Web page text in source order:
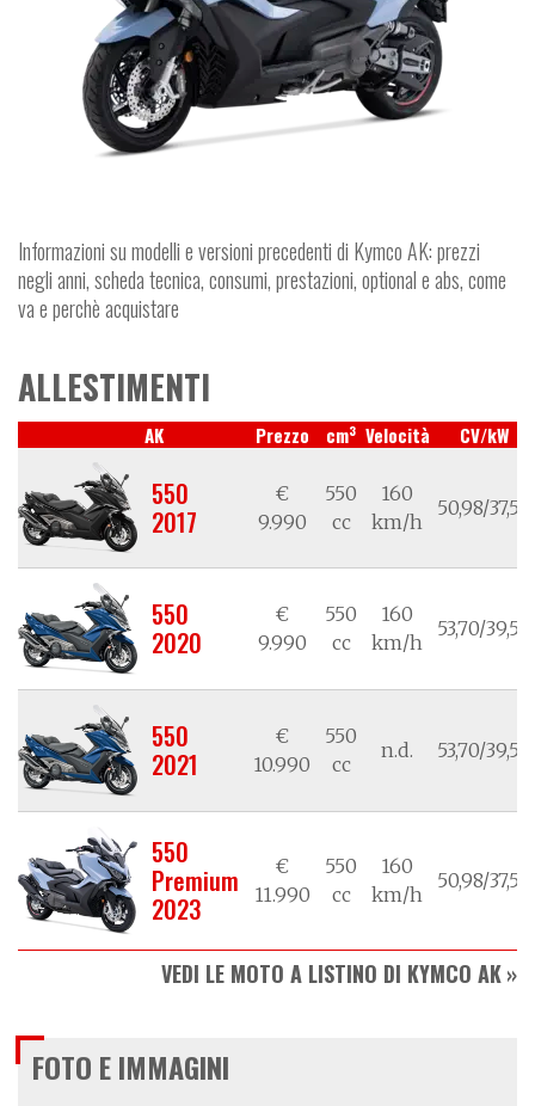
Informazioni su modelli e versioni precedenti di Kymco AK: prezzi
negli anni, scheda tecnica, consumi, prestazioni, optional e abs, come
va e perchè acquistare
ALLESTIMENTI
AK Prezzo cm3 Velocità CV/kW
550
2017
€
9.990
550
cc
160
km/h
50,98/37,50
550
2020
€
9.990
550
cc
160
km/h
53,70/39,50
550
2021
€
10.990
550
cc
n.d. 53,70/39,50
550
Premium
2023
€
11.990
550
cc
160
km/h
50,98/37,50
VEDI LE MOTO A LISTINO DI KYMCO AK
FOTO E IMMAGINI